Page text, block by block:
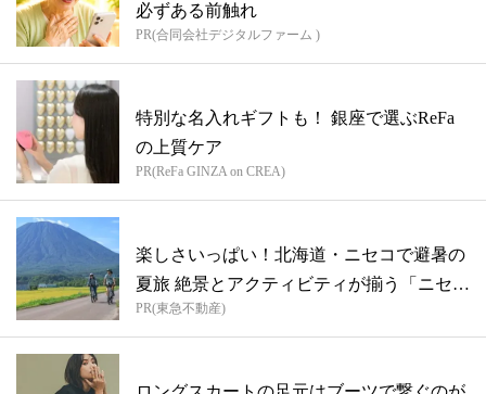
必ずある前触れ
PR(合同会社デジタルファーム )
特別な名入れギフトも！ 銀座で選ぶReFa
の上質ケア
PR(ReFa GINZA on CREA)
楽しさいっぱい！北海道・ニセコで避暑の
夏旅 絶景とアクティビティが揃う「ニセコ
東...
PR(東急不動産)